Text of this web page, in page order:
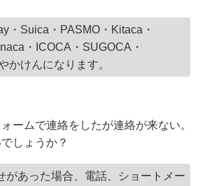
・Suica・PASMO・Kitaca・
・ICOCA・SUGOCA・
かけんになります。
ームで連絡をしたが連絡が来ない。
しょうか？
があった場合、電話、ショートメー